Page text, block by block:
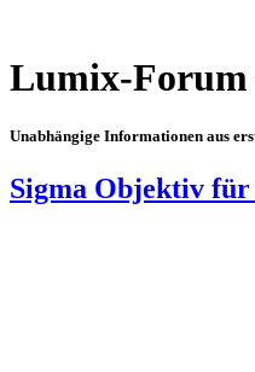
Lumix-
Unabhängige Informationen aus
Sigma Objektiv für